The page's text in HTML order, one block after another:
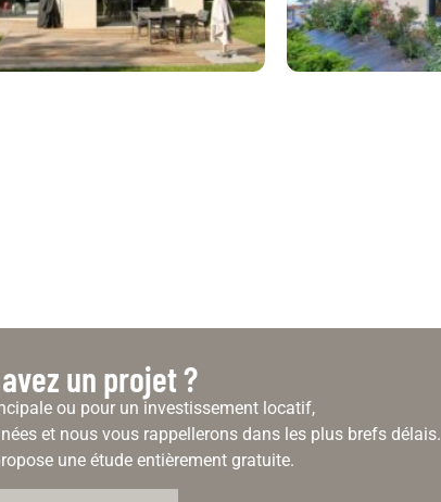
un projet ?
ou pour un investissement locatif,
et nous vous rappellerons dans les plus brefs délais.
une étude entièrement gratuite.